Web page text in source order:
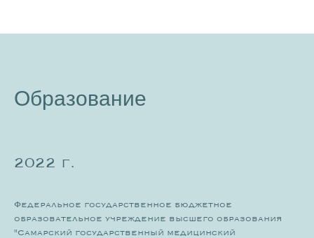
Образование
2022 г.
Федеральное государственное бюджетное
образовательное учреждение высшего образования
"Самарский государственный медицинский